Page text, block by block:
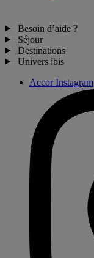
Besoin d’aide ?
Séjour
Destinations
Univers ibis
Accor Instagram